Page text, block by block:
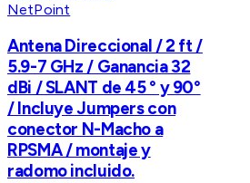
NetPoint
Antena Direccional / 2 ft /
5.9-7 GHz / Ganancia 32
dBi / SLANT de 45 ° y 90°
/ Incluye Jumpers con
conector N-Macho a
RPSMA / montaje y
radomo incluido.